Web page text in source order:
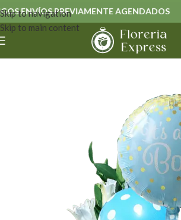
Skip to navigation
Skip to main content
ENVÍOS PREVIAMENTE AGENDADOS